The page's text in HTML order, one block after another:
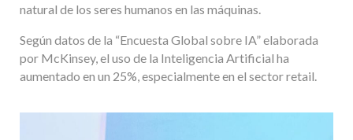
natural de los seres humanos en las máquinas.
Según datos de la “Encuesta Global sobre IA” elaborada
por McKinsey, el uso de la Inteligencia Artificial ha
aumentado en un 25%, especialmente en el sector retail.